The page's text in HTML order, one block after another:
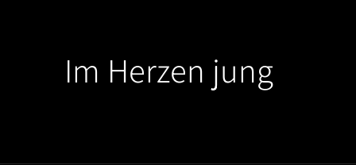
Im Herzen jung